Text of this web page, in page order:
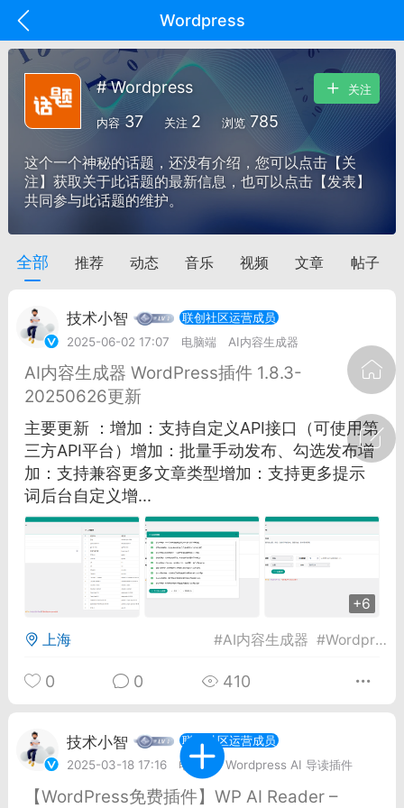
Wordpress
29 10:10 电脑端 智狐AI工作台
中英翻译
事想用上客户端...
#智狐AI工作台
1 22
龙坤智创合作品牌
电脑端 公开内容
者怎么接入Claude Opus 5 ？智创聚合
调用
Opus 5 已在 Claude、Claude
API，以及 Amazon Web
Max 的新默认模型，并成为
可选择的最强模型。
注接入效率、调用成本和企业报销流程
# Wordpress
内容 37 关注 2 浏览 785
关注
这个一个神秘的话题，还没有介绍，您可以点击【关
注】获取关于此话题的最新信息，也可以点击【发表】
共同参与此话题的维护。
全部 推荐 动态 音乐 视频 文章 帖子
技术小智
联创社区运营成员
2025-06-02 17:07
电脑端 AI内容生成器
AI内容生成器 WordPress插件 1.8.3-
20250626更新
主要更新 ：增加：支持自定义API接口（可使用第
三方API平台）增加：批量手动发布、勾选发布增
加：支持兼容更多文章类型增加：支持更多提示
词后台自定义增...
+6
上海 #AI内容生成器 #Wordpress
0 0 410
技术小智
联创社区运营成员
2025-03-18 17:16
电脑端 Wordpress AI 导读插件
【WordPress免费插件】WP AI Reader –